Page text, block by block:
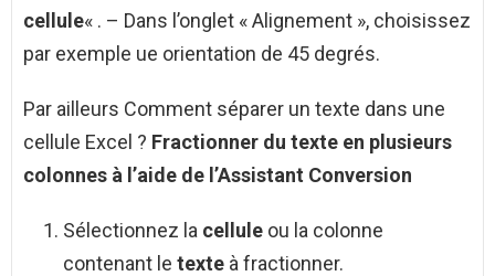
cellule« . – Dans l’onglet « Alignement », choisissez
par exemple ue orientation de 45 degrés.
Par ailleurs Comment séparer un texte dans une
cellule Excel ? Fractionner du texte en plusieurs
colonnes à l’aide de l’Assistant Conversion
Sélectionnez la cellule ou la colonne
contenant le texte à fractionner.